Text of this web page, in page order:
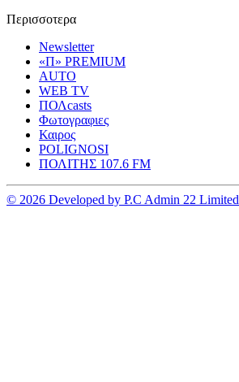
Περισσοτερα
Newsletter
«Π» PREMIUM
AUTO
WEB TV
ΠΟΛcasts
Φωτογραφιες
Καιρος
POLIGNOSI
ΠΟΛΙΤΗΣ 107.6 FM
© 2026 Developed by P.C Admin 22 Limited